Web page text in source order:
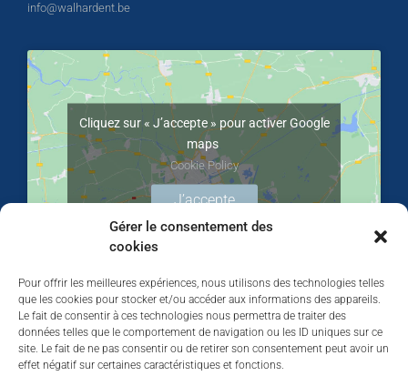
Gérer le consentement des
cookies
Pour offrir les meilleures expériences, nous utilisons des technologies telles
que les cookies pour stocker et/ou accéder aux informations des appareils.
Le fait de consentir à ces technologies nous permettra de traiter des
données telles que le comportement de navigation ou les ID uniques sur ce
site. Le fait de ne pas consentir ou de retirer son consentement peut avoir un
effet négatif sur certaines caractéristiques et fonctions.
info@walhardent.be
Cliquez sur « J’accepte » pour activer Google
maps
Cookie Policy
J’accepte